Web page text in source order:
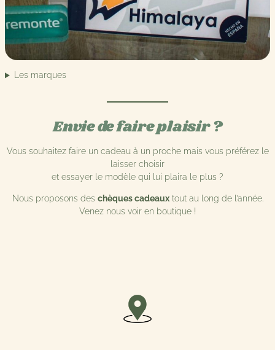
Les marques
Envie de faire plaisir ?
Vous souhaitez faire un cadeau à un proche mais vous préférez le
laisser choisir
et essayer le modèle qui lui plaira le plus ?
Nous proposons des chèques cadeauxtout au long de l’année.
Venez nous voir en boutique !